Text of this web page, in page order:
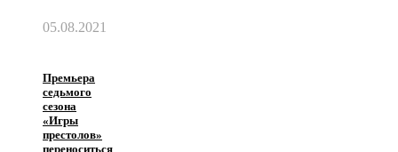
05.08.2021
Премьера
седьмого
сезона
«Игры
престолов»
переноситься